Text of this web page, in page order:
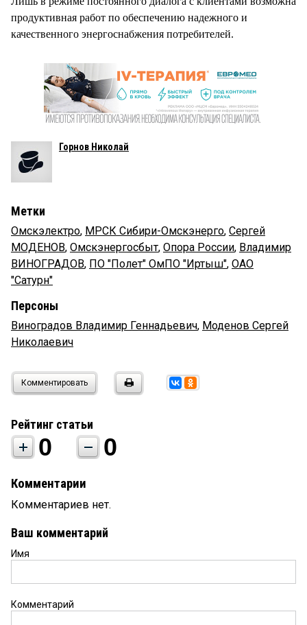
продуктивная работ по обеспечению надежного и
качественного энергоснабжения потребителей.
Горнов Николай
Метки
Омскэлектро, МРСК Сибири-Омскэнерго, Сергей
МОДЕНОВ, Омскэнергосбыт, Опора России, Владимир
ВИНОГРАДОВ, ПО "Полет" ОмПО "Иртыш", ОАО
"Сатурн"
Персоны
Виноградов Владимир Геннадьевич, Моденов Сергей
Николаевич
Комментировать
Рейтинг статьи
0 0
Комментарии
Комментариев нет.
Ваш комментарий
Имя
Комментарий